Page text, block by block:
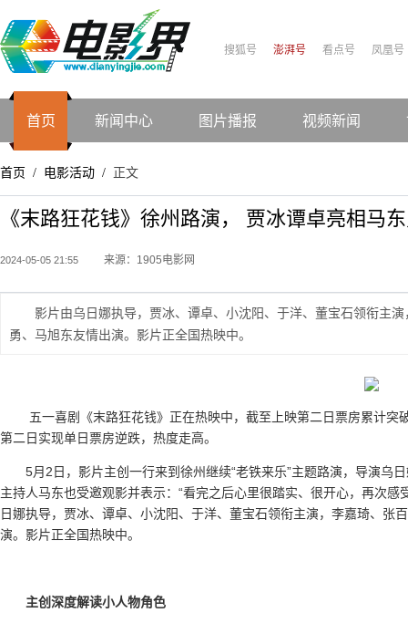
搜狐号 澎湃号 看点号 凤凰号
首页 新闻中心 图片播报 视频新闻
首页 / 电影活动 / 正文
《末路狂花钱》徐州路演， 贾冰谭卓亮相马
2024-05-05 21:55 来源：1905电影网
影片由乌日娜执导，贾冰、谭卓、小沈阳、于洋、董宝石领衔主
勇、马旭东友情出演。影片正全国热映中。
五一喜剧《末路狂花钱》正在热映中，截至上映第二日票房累计
第二日实现单日票房逆跌，热度走高。
5月2日，影片主创一行来到徐州继续“老铁来乐”主题路演，导演乌
主持人马东也受邀观影并表示：“看完之后心里很踏实、很开心，再次
日娜执导，贾冰、谭卓、小沈阳、于洋、董宝石领衔主演，李嘉琦、张
演。影片正全国热映中。
主创深度解读小人物角色